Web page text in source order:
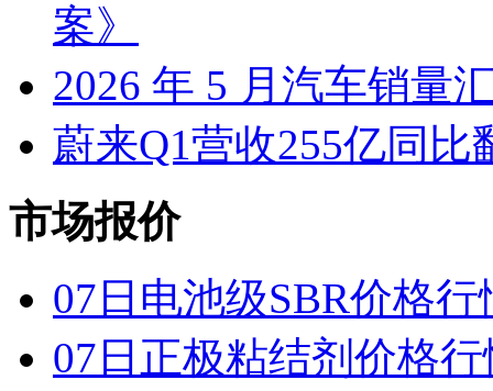
案》
2026 年 5 月汽车销量
蔚来Q1营收255亿同
市场报价
07日电池级SBR价格行
07日正极粘结剂价格行